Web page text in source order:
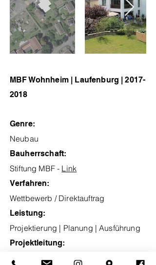
MBF Wohnheim | Laufenburg |2017-
2018
Genre:
Neubau
Bauherrschaft:
Stiftung MBF - Link
Verfahren:
Wettbewerb / Direktauftrag
Leistung:
Projektierung | Planung | Ausführung
Projektleitung:
Yannick Perroud, Susan Zöbeli,